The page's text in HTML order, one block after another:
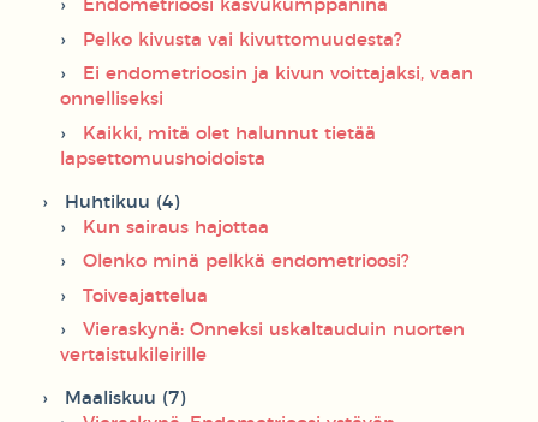
Endometrioosi kasvukumppanina
Pelko kivusta vai kivuttomuudesta?
Ei endometrioosin ja kivun voittajaksi, vaan
onnelliseksi
Kaikki, mitä olet halunnut tietää
lapsettomuushoidoista
Huhtikuu (4)
Kun sairaus hajottaa
Olenko minä pelkkä endometrioosi?
Toiveajattelua
Vieraskynä: Onneksi uskaltauduin nuorten
vertaistukileirille
Maaliskuu (7)